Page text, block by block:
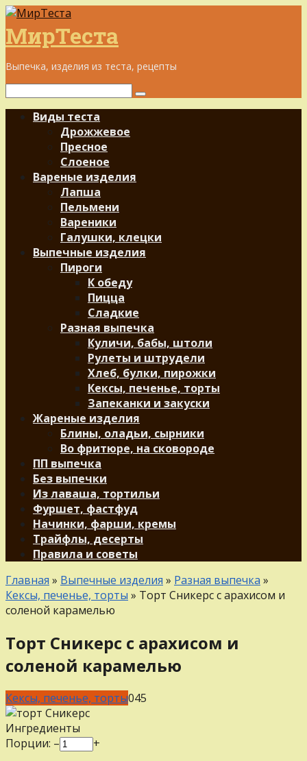
Перейти
к
контенту
МирТеста
Выпечка, изделия из теста, рецепты
Поиск:
Виды теста
Дрожжевое
Пресное
Слоеное
Вареные изделия
Лапша
Пельмени
Вареники
Галушки, клецки
Выпечные изделия
Пироги
К обеду
Пицца
Сладкие
Разная выпечка
Куличи, бабы, штоли
Рулеты и штрудели
Хлеб, булки, пирожки
Кексы, печенье, торты
Запеканки и закуски
Жареные изделия
Блины, оладьи, сырники
Во фритюре, на сковороде
ПП выпечка
Без выпечки
Из лаваша, тортильи
Фуршет, фастфуд
Начинки, фарши, кремы
Трайфлы, десерты
Правила и советы
Главная » Выпечные изделия » Разная выпечка »
Кексы, печенье, торты » Торт Сникерс с арахисом и
соленой карамелью
Торт Сникерс с арахисом и
соленой карамелью
Кексы, печенье, торты045
Ингредиенты
Порции: –
+